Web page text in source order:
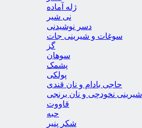
ژله آماده
نی شیر
دسر نوشیدنی
سوغات و شیرینی جات
گز
سوهان
پشمک
پولکی
حاجی بادام و نان قندی
شیرینی نخودچی و نان برنجی
قاووت
حبه
شکر پنیر